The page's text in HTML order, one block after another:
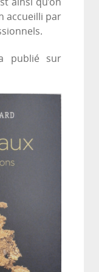
accueilli par
publié sur